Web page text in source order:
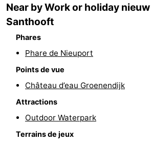
de
vue
-
Fermes
Terrains
Aires
jeux
Villages
Near by Work or holiday
Santhooft
Phares
Phare de Nieuport
Points de vue
Château d’eau Groenendijk
Attractions
Outdoor Waterpark
Terrains de jeux